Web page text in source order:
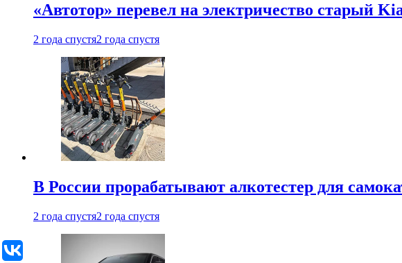
«Автотор» перевел на электричество старый
2 года спустя2 года спустя
В России прорабатывают алкотестер для
2 года спустя2 года спустя